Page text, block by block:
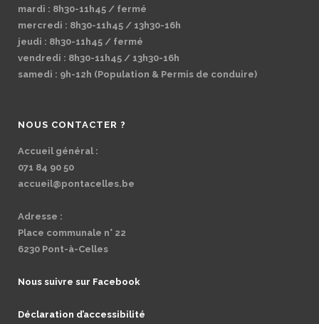
mardi : 8h30-11h45 / fermé
mercredi : 8h30-11h45 / 13h30-16h
jeudi : 8h30-11h45 / fermé
vendredi : 8h30-11h45 / 13h30-16h
samedi : 9h-12h (Population & Permis de conduire)
NOUS CONTACTER ?
Accueil général :
071 84 90 50
accueil@pontacelles.be
Adresse :
Place communale n° 22
6230 Pont-à-Celles
Nous suivre sur Facebook
Déclaration d’accessibilité